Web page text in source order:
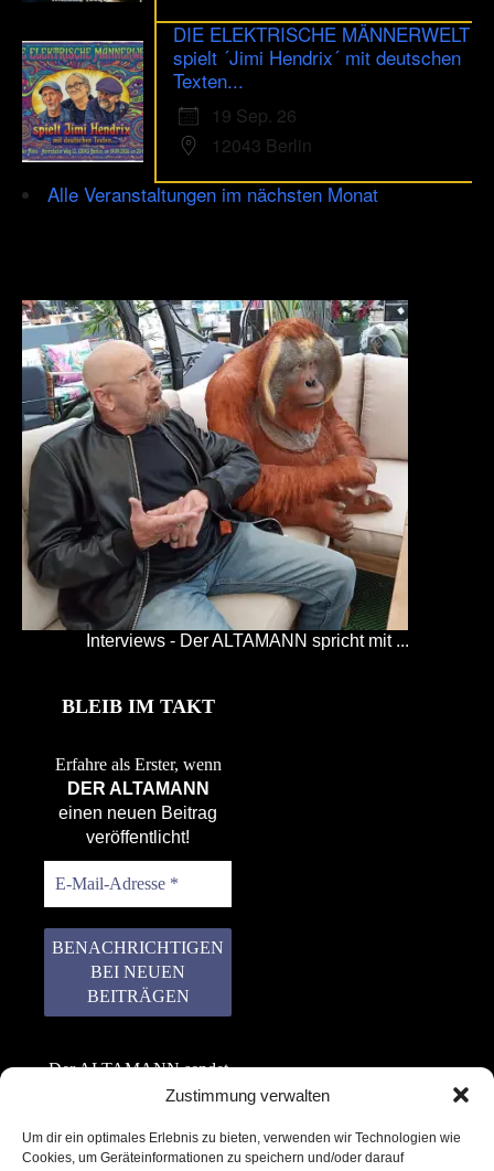
Zustimmung verwalten
Um dir ein optimales Erlebnis zu bieten, verwenden wir Technologien wie
Cookies, um Geräteinformationen zu speichern und/oder darauf
DIE ELEKTRISCHE MÄNNERWELT
spielt ´Jimi Hendrix´ mit deutschen
Texten...
19 Sep. 26
12043 Berlin
Alle Veranstaltungen im nächsten Monat
Interviews - Der ALTAMANN spricht mit ...
BLEIB IM TAKT
Erfahre als Erster, wenn
DER ALTAMANN
einen neuen Beitrag
veröffentlicht!
Der ALTAMANN sendet
keinen Spam! Er gibt
weiter. Erfahre mehr in
unserer